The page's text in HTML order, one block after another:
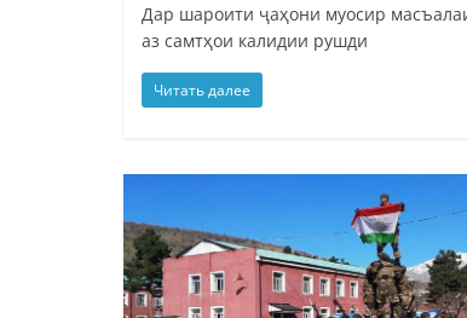
Дар шароити ҷаҳони муосир
аз самтҳои калидии рушди
Читать далее